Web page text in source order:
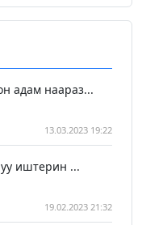
адам наараз...
13.03.2023 19:22
иштерин ...
19.02.2023 21:32